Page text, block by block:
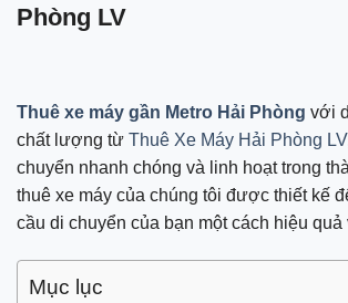
Phòng LV
Thuê xe máy gần Metro Hải Phòng với
chất lượng từ Thuê Xe Máy Hải Phòng LV
chuyển nhanh chóng và linh hoạt trong
thuê xe máy của chúng tôi được thiết kế
cầu di chuyển của bạn một cách hiệu quả
Mục lục